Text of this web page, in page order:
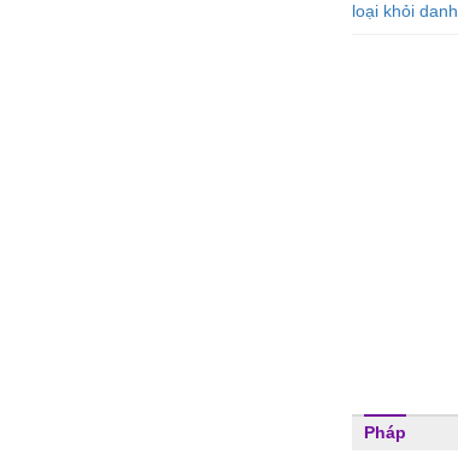
loại khỏi
Pháp